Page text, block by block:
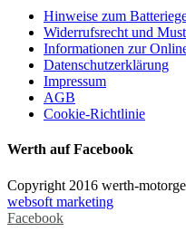
Hinweise zum
Widerrufsrecht und
Informationen zur
Datenschutzerklärung
Impressum
AGB
Cookie-Richtlinie
Werth auf Facebook
Copyright 2016 werth-
websoft marketing
Facebook